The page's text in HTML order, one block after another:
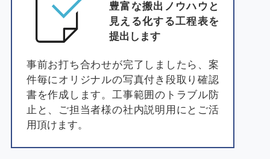
豊富な搬出ノウハウと
見える化する工程表を
提出します
事前お打ち合わせが完了しましたら、案
件毎にオリジナルの写真付き段取り確認
書を作成します。工事範囲のトラブル防
止と、ご担当者様の社内説明用にとご活
用頂けます。